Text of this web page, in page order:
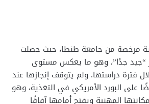
مرخصة من جامعة طنطا، حيث حصلت
“جيد جدًا”، وهو ما يعكس مستوى
فترة دراستها. ولم يتوقف إنجازها عند
على البورد الأمريكي في التغذية، وهو
المهنية ويفتح أمامها آفاقًا